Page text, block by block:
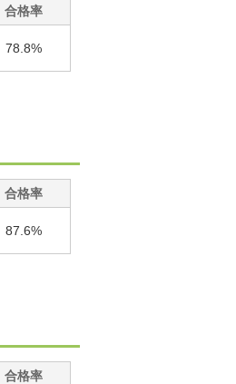
合格率
78.8%
合格率
87.6%
合格率